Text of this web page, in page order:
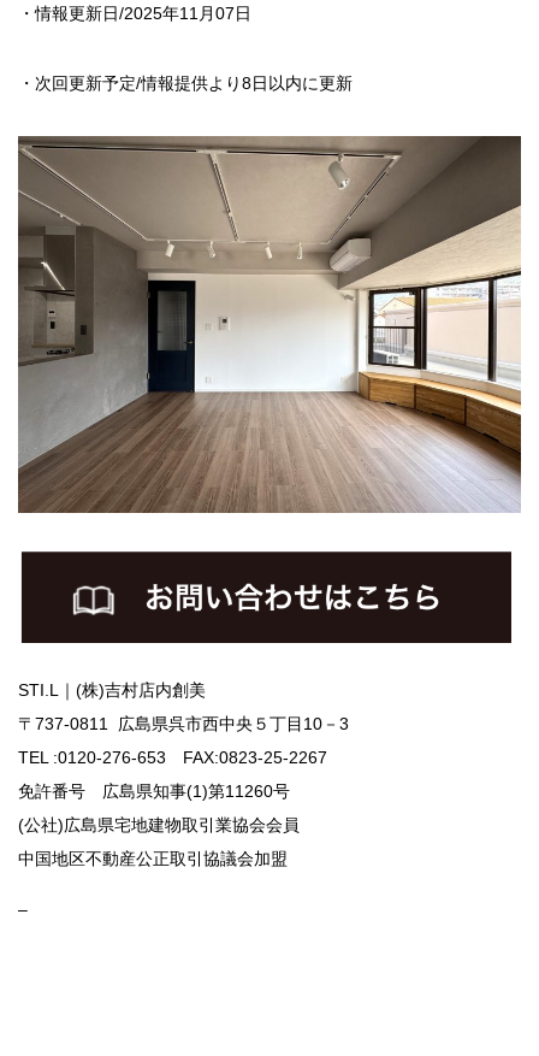
・情報更新日/2025年11月07日
・次回更新予定/情報提供より8日以内に更新
STI.L｜(株)吉村店内創美
〒737-0811 広島県呉市西中央５丁目10－3
TEL :0120-276-653 FAX:0823-25-2267
免許番号 広島県知事(1)第11260号
(公社)広島県宅地建物取引業協会会員
中国地区不動産公正取引協議会加盟
–